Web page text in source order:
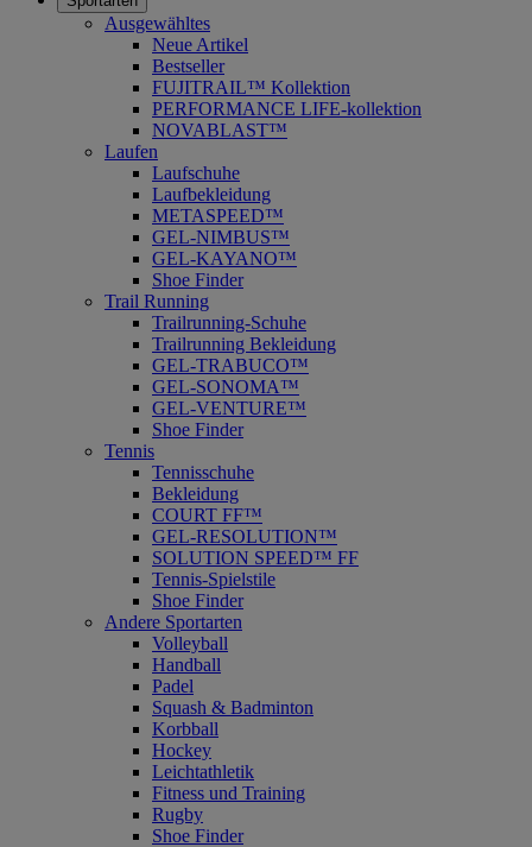
Ausgewähltes
Neue Artikel
Bestseller
FUJITRAIL™ Kollektion
PERFORMANCE LIFE-kollektion
NOVABLAST™
Laufen
Laufschuhe
Laufbekleidung
METASPEED™
GEL-NIMBUS™
GEL-KAYANO™
Shoe Finder
Trail Running
Trailrunning-Schuhe
Trailrunning Bekleidung
GEL-TRABUCO™
GEL-SONOMA™
GEL-VENTURE™
Shoe Finder
Tennis
Tennisschuhe
Bekleidung
COURT FF™
GEL-RESOLUTION™
SOLUTION SPEED™ FF
Tennis-Spielstile
Shoe Finder
Andere Sportarten
Volleyball
Handball
Padel
Squash & Badminton
Korbball
Hockey
Leichtathletik
Fitness und Training
Rugby
Shoe Finder